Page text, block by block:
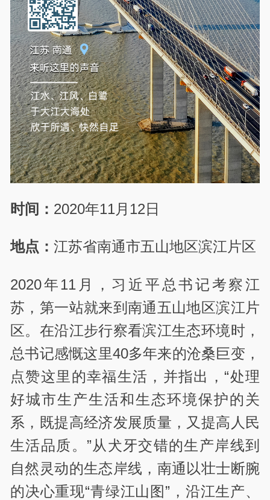
时间： 2020年11月12日
地点：江苏省南通市五山地区滨江片区
2020年11月，习近平总书记考察江
苏，第一站就来到南通五山地区滨江片
区。在沿江步行察看滨江生态环境时，
总书记感慨这里40多年来的沧桑巨变，
点赞这里的幸福生活，并指出，“处理
好城市生产生活和生态环境保护的关
系，既提高经济发展质量，又提高人民
生活品质。”从犬牙交错的生产岸线到
自然灵动的生态岸线，南通以壮士断腕
的决心重现“青绿江山图”，沿江生产、